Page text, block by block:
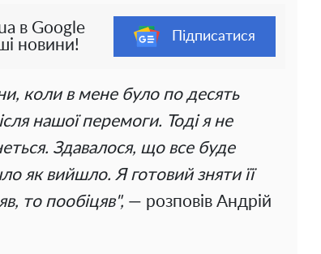
в Google
новини!
Підписатися
коли в мене було по десять
нашої перемоги. Тоді я не
Здавалося, що все буде
як вийшло. Я готовий зняти її
то пообіцяв", — розповів Андрій